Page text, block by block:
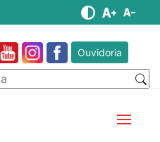
Ouvidoria